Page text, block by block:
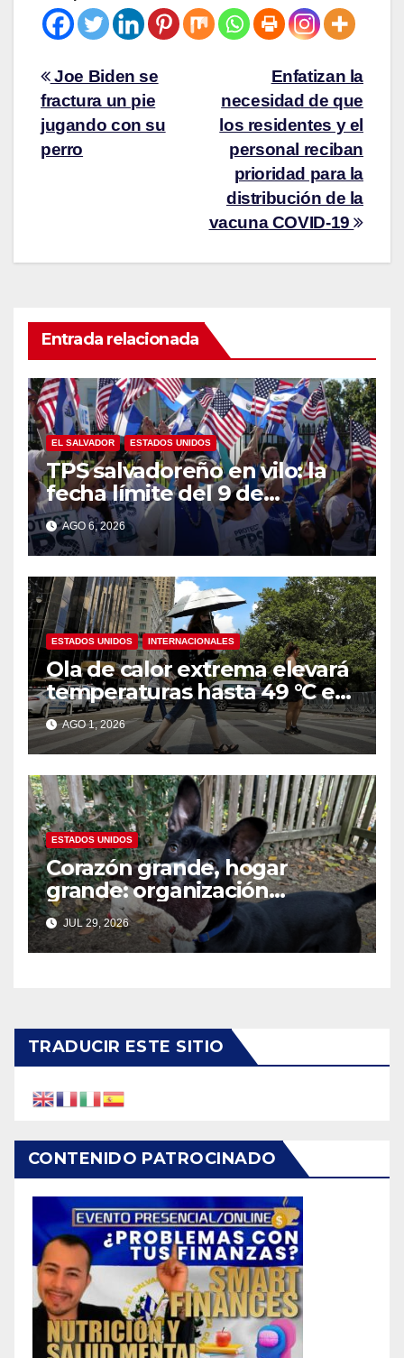
Enfatizan la
necesidad de que
los residentes y el
personal reciban
prioridad para la
distribución de la
vacuna COVID-19
Joe Biden se
fractura un pie
jugando con su
perro
Entrada relacionada
EL SALVADOR ESTADOS UNIDOS
TPS salvadoreño en vilo: la
fecha límite del 9 de
septiembre se acerca sin
respuesta de Washington
AGO 6, 2026
ESTADOS UNIDOS INTERNACIONALES
Ola de calor extrema elevará
temperaturas hasta 49 °C en
amplias zonas de Estados
Unidos
AGO 1, 2026
ESTADOS UNIDOS
Corazón grande, hogar
grande: organización
nacional busca familias
temporales para perros
grandes en el Día Nacional
JUL 29, 2026
TRADUCIR ESTE SITIO
CONTENIDO PATROCINADO